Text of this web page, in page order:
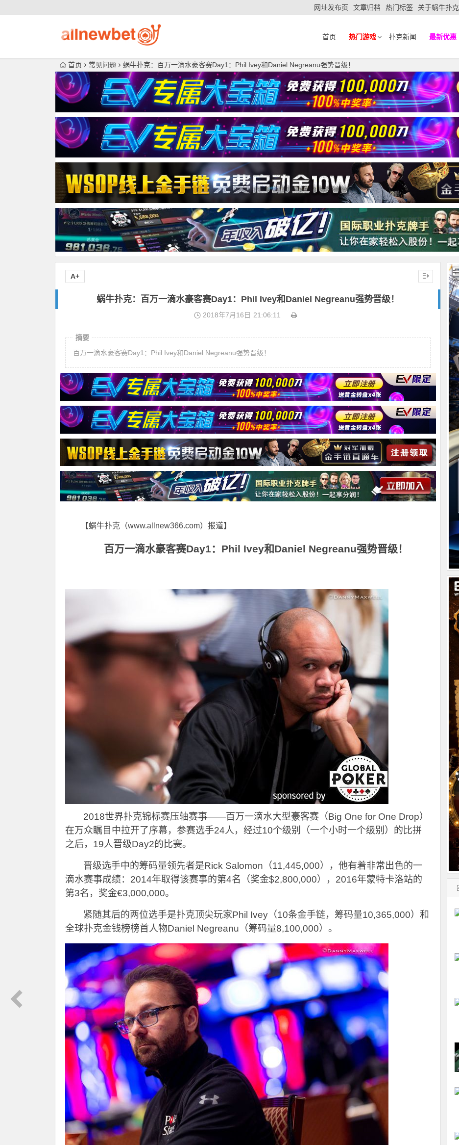
网址发布页 文章归档 热门标签 关于蜗牛扑克
首页 热门游戏 扑克新闻 最新优惠
首页 常见问题 蜗牛扑克：百万一滴水豪客赛Day1：Phil Ivey和Daniel Negreanu强势晋级！
蜗牛扑克：百万一滴水豪客赛Day1：Phil Ivey和Daniel Negreanu强势晋级！
2018年7月16日 21:06:11
摘要
百万一滴水豪客赛Day1：Phil Ivey和Daniel Negreanu强势晋级！
【蜗牛扑克（www.allnew366.com）报道】
百万一滴水豪客赛Day1：Phil Ivey和Daniel Negreanu强势晋级！
2018世界扑克锦标赛压轴赛事——百万一滴水大型豪客赛（Big One for One Drop）
在万众瞩目中拉开了序幕，参赛选手24人，经过10个级别（一个小时一个级别）的比拼
之后，19人晋级Day2的比赛。
晋级选手中的筹码量领先者是Rick Salomon（11,445,000），他有着非常出色的一
滴水赛事成绩：2014年取得该赛事的第4名（奖金$2,800,000），2016年蒙特卡洛站的
第3名，奖金€3,000,000。
紧随其后的两位选手是扑克顶尖玩家Phil Ivey（10条金手链，筹码量10,365,000）和
全球扑克金钱榜榜首人物Daniel Negreanu（筹码量8,100,000）。
A+